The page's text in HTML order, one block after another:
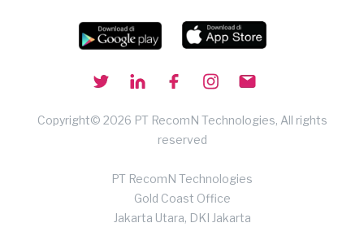
Copyright© 2026 PT RecomN Technologies, All rights
reserved
PT RecomN Technologies
Gold Coast Office
Jakarta Utara, DKI Jakarta